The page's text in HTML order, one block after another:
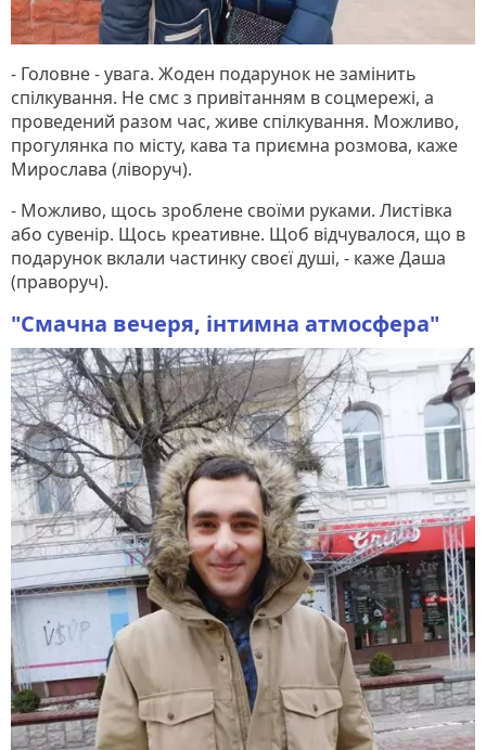
- Головне - увага. Жоден подарунок не замінить
спілкування. Не смс з привітанням в соцмережі, а
проведений разом час, живе спілкування. Можливо,
прогулянка по місту, кава та приємна розмова, каже
Мирослава (ліворуч).
- Можливо, щось зроблене своїми руками. Листівка
або сувенір. Щось креативне. Щоб відчувалося, що в
подарунок вклали частинку своєї душі, - каже Даша
(праворуч).
"Смачна вечеря, інтимна атмосфера"